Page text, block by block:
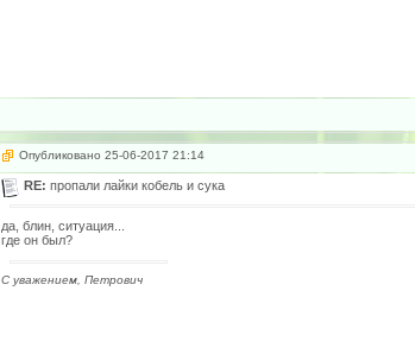
Опубликовано 25-06-2017 21:14
RE: пропали лайки кобель и сука
да, блин, ситуация...
где он был?
С уважением, Петрович